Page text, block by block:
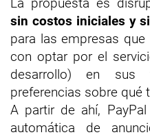
La propuesta es
sin costos iniciales y
para las empresas
con optar por el
desarrollo) en
preferencias sobre qué
A partir de ahí,
automática de